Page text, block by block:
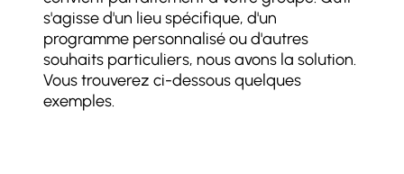
s'agisse d'un lieu spécifique, d'un
programme personnalisé ou d'autres
souhaits particuliers, nous avons la solution.
Vous trouverez ci-dessous quelques
exemples.